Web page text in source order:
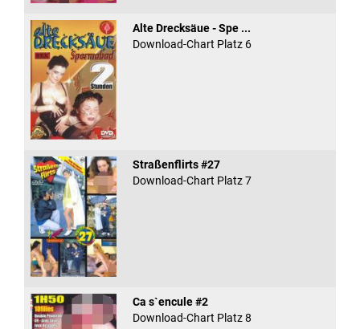
Alte Drecksäue - Spe ...
Download-Chart Platz 6
Straßenflirts #27
Download-Chart Platz 7
Ca s`encule #2
Download-Chart Platz 8